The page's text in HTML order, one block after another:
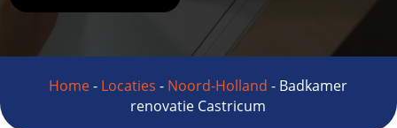
Home- Locaties - Noord-Holland - Badkamer
renovatie Castricum